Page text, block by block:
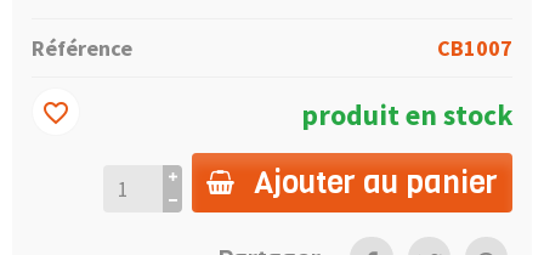
Référence CB1007
produit en stock
Ajouter au panier
favorite_border